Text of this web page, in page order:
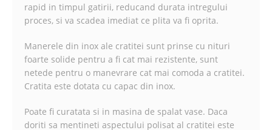
rapid in timpul gatirii, reducand durata intregului
proces, si va scadea imediat ce plita va fi oprita.
Manerele din inox ale cratitei sunt prinse cu nituri
foarte solide pentru a fi cat mai rezistente, sunt
netede pentru o manevrare cat mai comoda a cratitei.
Cratita este dotata cu capac din inox.
Poate fi curatata si in masina de spalat vase. Daca
doriti sa mentineti aspectului polisat al cratitei este